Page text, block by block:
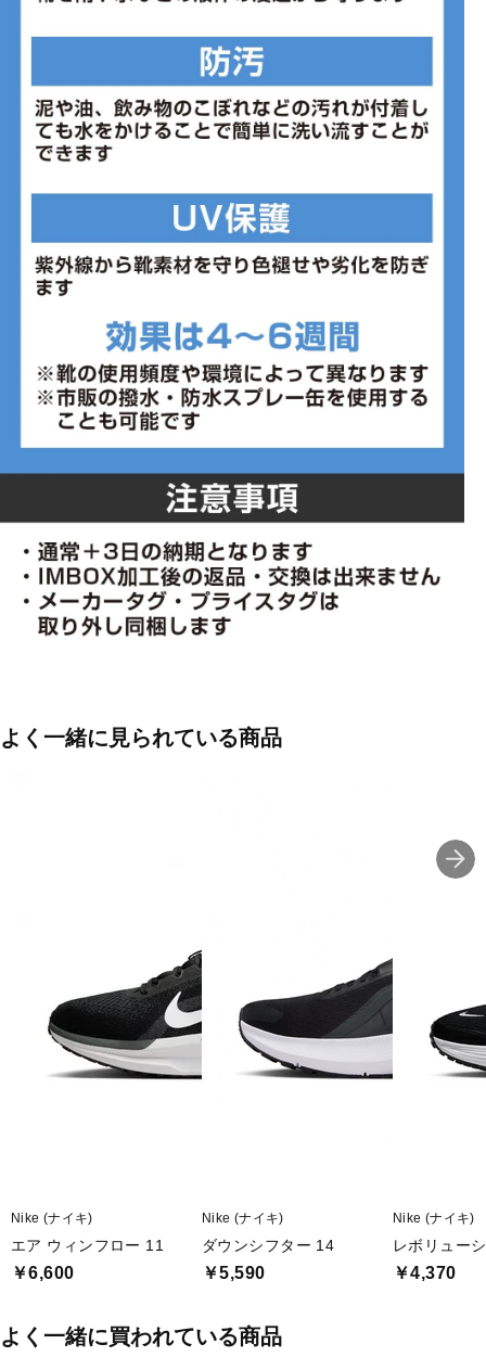
よく一緒に見られている商品
Nike (ナイキ)
エア ウィンフロー 11
￥6,600
Nike (ナイキ)
ダウンシフター 14
￥5,590
Nike (ナイキ)
レボリュー
￥4,370
よく一緒に買われている商品